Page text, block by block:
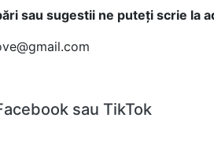
sau sugestii ne puteți scrie la
sau TikTok